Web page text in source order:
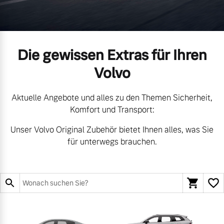
Geschäftskunden
Editionsmodelle
Volvo kauft Ihr Auto
Aktuelle Zubehörangebote
Zubehörkatalog
Vielzahl von Original
Die gewissen Extras für Ihren
Volvo
Aktuelle Angebote und alles zu den Themen Sicherheit,
Komfort und Transport:
Unser Volvo Original Zubehör bietet Ihnen alles, was Sie
für unterwegs brauchen.